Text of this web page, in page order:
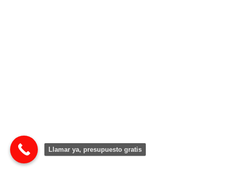
Llamar ya, presupuesto gratis